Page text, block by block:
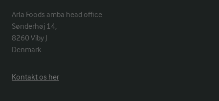
Arla Foods amba head office
Sønderhøj 14,
8260 Viby J
Denmark
Kontakt os her